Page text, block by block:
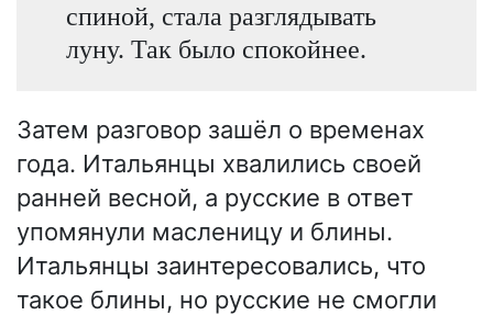
спиной, стала разглядывать
луну. Так было спокойнее.
Затем разговор зашёл о временах
года. Итальянцы хвалились своей
ранней весной, а русские в ответ
упомянули масленицу и блины.
Итальянцы заинтересовались, что
такое блины, но русские не смогли